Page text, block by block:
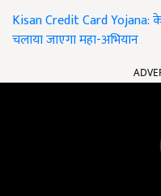
Kisan Credit Card Yojana:
चलाया जाएगा महा-अभियान